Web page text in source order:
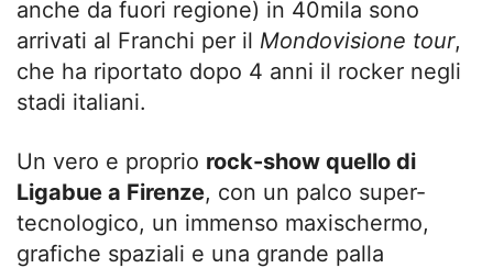
anche da fuori regione) in 40mila sono
arrivati al Franchi per il Mondovisione tour,
che ha riportato dopo 4 anni il rocker negli
stadi italiani.
Un vero e proprio rock-show quello di
Ligabue a Firenze, con un palco super-
tecnologico, un immenso maxischermo,
grafiche spaziali e una grande palla